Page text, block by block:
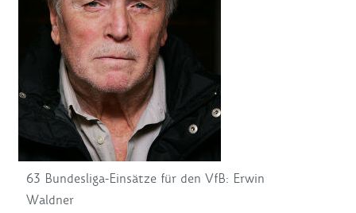
63 Bundesliga-Einsätze für den VfB: Erwin
Waldner